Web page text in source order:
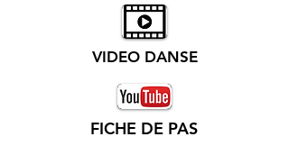
VIDEO DANSE
FICHE DE PAS